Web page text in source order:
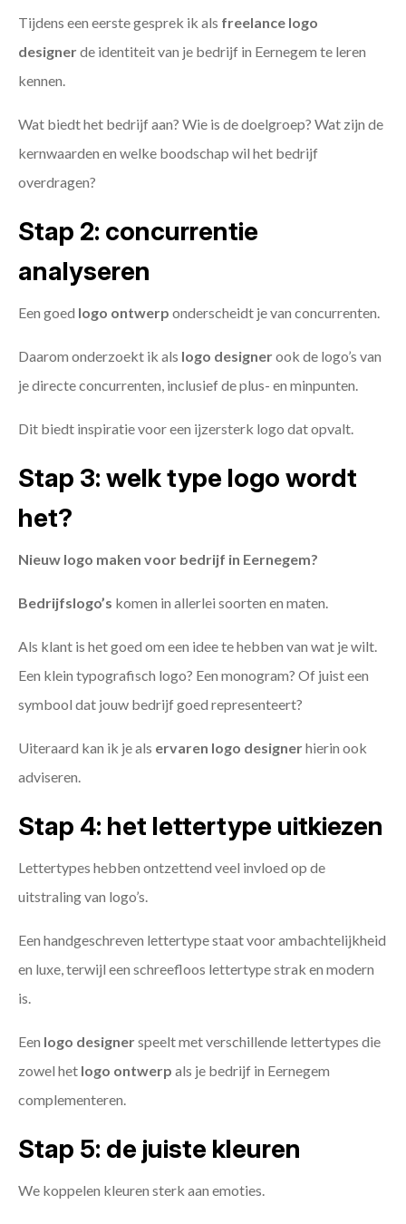
Tijdens een eerste gesprek ik als freelance logo
designerde identiteit van je bedrijf in Eernegem te leren
kennen.
Wat biedt het bedrijf aan? Wie is de doelgroep? Wat zijn de
kernwaarden en welke boodschap wil het bedrijf
overdragen?
Stap 2: concurrentie
analyseren
Een goed logo ontwerp onderscheidt je van concurrenten.
Daarom onderzoekt ik als logo designerook de logo’s van
je directe concurrenten, inclusief de plus- en minpunten.
Dit biedt inspiratie voor een ijzersterk logo dat opvalt.
Stap 3: welk type logo wordt
het?
Nieuw logo maken voor bedrijf in Eernegem?
Bedrijfslogo’s komen in allerlei soorten en maten.
Als klant is het goed om een idee te hebben van wat je wilt.
Een klein typografisch logo? Een monogram? Of juist een
symbool dat jouw bedrijf goed representeert?
Uiteraard kan ik je als ervaren logo designerhierin ook
adviseren.
Stap 4: het lettertype uitkiezen
Lettertypes hebben ontzettend veel invloed op de
uitstraling van logo’s.
Een handgeschreven lettertype staat voor ambachtelijkheid
en luxe, terwijl een schreefloos lettertype strak en modern
is.
Een logo designerspeelt met verschillende lettertypes die
zowel het logo ontwerp als je bedrijf in Eernegem
complementeren.
Stap 5: de juiste kleuren
We koppelen kleuren sterk aan emoties.